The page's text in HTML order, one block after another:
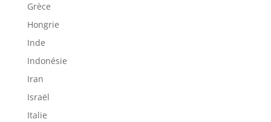
Grèce
Hongrie
Inde
Indonésie
Iran
Israël
Italie